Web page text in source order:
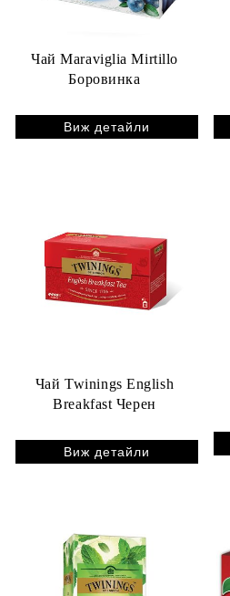
Чай Maraviglia Mirtillo
Боровинка
Виж детайли
Чай Twinings English
Breakfast Черен
Виж детайли